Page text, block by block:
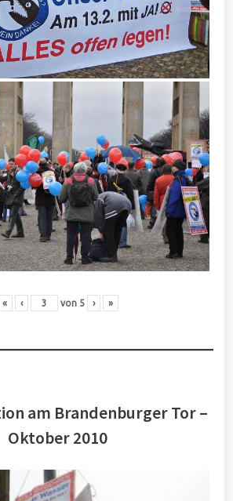
« ‹ von 5 › »
am Brandenburger Tor –
Oktober 2010